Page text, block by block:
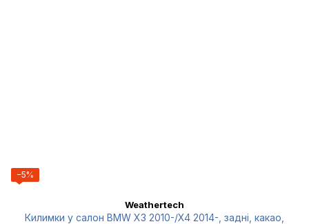
−5%
Weathertech
Килимки у салон BMW X3 2010-/X4 2014-, задні, какао,